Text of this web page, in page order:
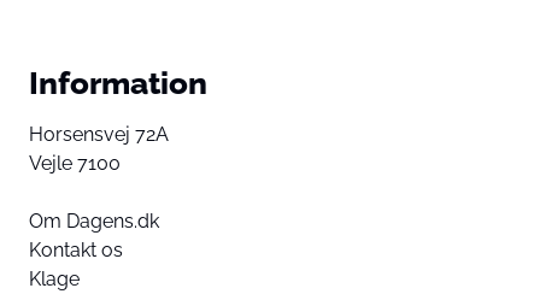
Information
Horsensvej 72A
Vejle 7100
Om Dagens.dk
Kontakt os
Klage